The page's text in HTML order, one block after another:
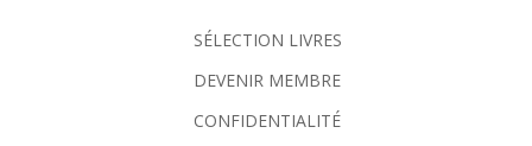
SÉLECTION LIVRES
DEVENIR MEMBRE
CONFIDENTIALITÉ